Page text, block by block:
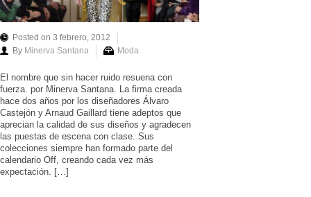
Posted on 3 febrero, 2012
By Minerva Santana Moda
El nombre que sin hacer ruido resuena con
fuerza. por Minerva Santana. La firma creada
hace dos años por los diseñadores Álvaro
Castejón y Arnaud Gaillard tiene adeptos que
aprecian la calidad de sus diseños y agradecen
las puestas de escena con clase. Sus
colecciones siempre han formado parte del
calendario Off, creando cada vez más
expectación. […]